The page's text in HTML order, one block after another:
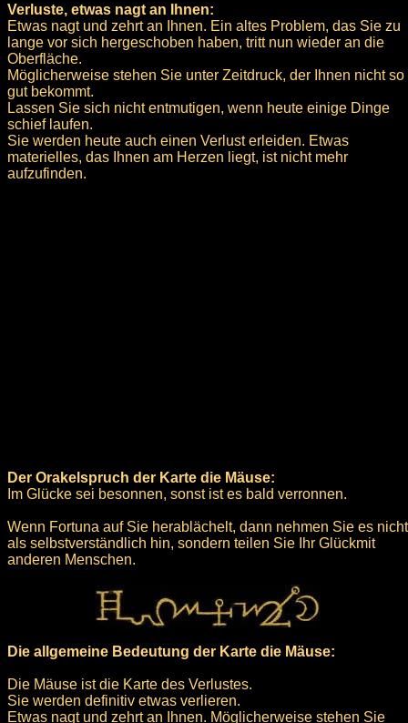
Verluste, etwas nagt an Ihnen:
Etwas nagt und zehrt an Ihnen. Ein altes Problem, das Sie zu
lange vor sich hergeschoben haben, tritt nun wieder an die
Oberfläche.
Möglicherweise stehen Sie unter Zeitdruck, der Ihnen nicht so
gut bekommt.
Lassen Sie sich nicht entmutigen, wenn heute einige Dinge
schief laufen.
Sie werden heute auch einen Verlust erleiden. Etwas
materielles, das Ihnen am Herzen liegt, ist nicht mehr
aufzufinden.
Der Orakelspruch der Karte die Mäuse:
Im Glücke sei besonnen, sonst ist es bald verronnen.
Wenn Fortuna auf Sie herablächelt, dann nehmen Sie es nicht
als selbstverständlich hin, sondern teilen Sie Ihr Glückmit
anderen Menschen.
Die allgemeine Bedeutung der Karte die Mäuse:
Die Mäuse ist die Karte des Verlustes.
Sie werden definitiv etwas verlieren.
Etwas nagt und zehrt an Ihnen. Möglicherweise stehen Sie